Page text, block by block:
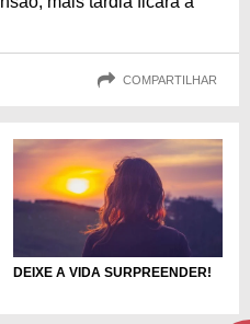
COMPARTILHAR
DEIXE A VIDA SURPREENDER!